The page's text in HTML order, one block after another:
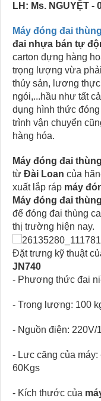
LH: Ms. NGUYỆT -
Máy đóng đai
đai nhựa bán tự
carton đựng hàng
trọng lượng vừa
thủy sản, lương
ngói,...hầu như tất
dụng hình thức
trình vận chuyển
hàng hóa.
Máy đóng đai
từ Đài Loan của
xuất lắp ráp máy
Máy đóng đai thùng
để đóng đai thùng
thị trường hiện nay.
Đặt trưng kỹ thuật
JN740
- Phương thức đai
- Trong lượng: 100
- Nguồn điện: 220V/
- Lực căng của
60Kgs
- Kích thước của